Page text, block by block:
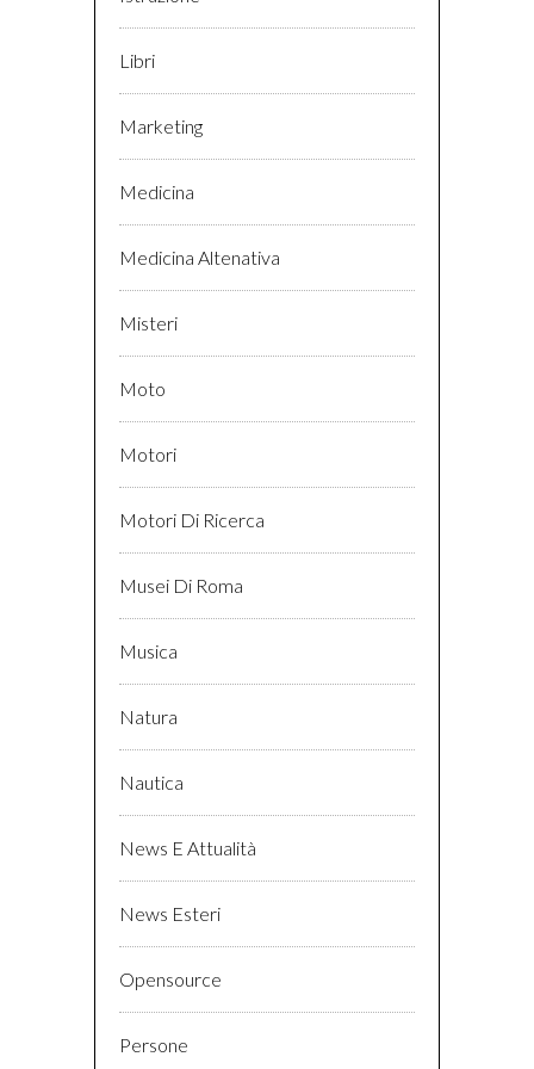
Libri
Marketing
Medicina
Medicina Altenativa
Misteri
Moto
Motori
Motori Di Ricerca
Musei Di Roma
Musica
Natura
Nautica
News E Attualità
News Esteri
Opensource
Persone